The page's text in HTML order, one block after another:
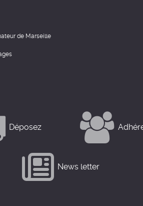
de Marseille
Déposez
News letter